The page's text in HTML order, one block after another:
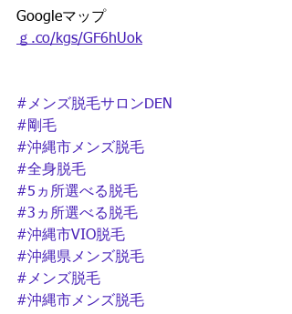
Googleマップ
ｇ.co/kgs/GF6hUok
#メンズ脱毛サロンDEN
#剛毛
#沖縄市メンズ脱毛
#全身脱毛
#5ヵ所選べる脱毛
#3ヵ所選べる脱毛
#沖縄市VIO脱毛
#沖縄県メンズ脱毛
#メンズ脱毛
#沖縄市メンズ脱毛